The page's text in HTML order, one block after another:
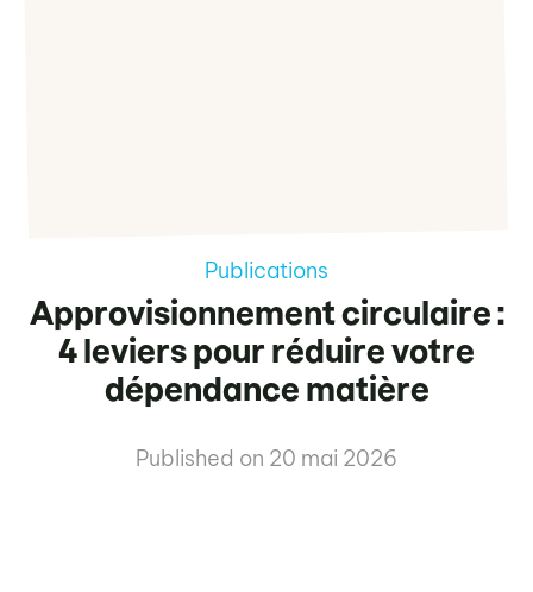
Publications
Approvisionnement circulaire :
4 leviers pour réduire votre
dépendance matière
Published on 20 mai 2026